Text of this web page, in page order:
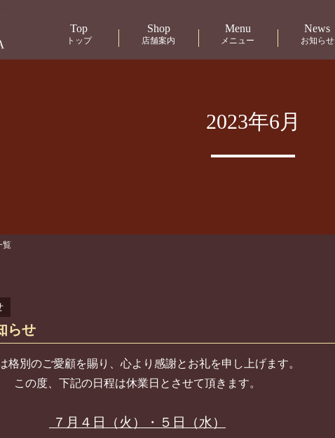
Top
トップ
Shop
店舗案内
Menu
メニュー
News
お知らせ
2023年6月
覧
らせ
格別のご愛顧を賜り、心より感謝とお礼を申し上げます。
この度、下記の日程は休業日とさせて頂きます。
７ 月４日（火）・５日（水）